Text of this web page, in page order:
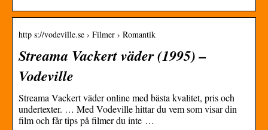
http s://vodeville.se › Filmer › Romantik
Streama Vackert väder (1995) –
Vodeville
Streama Vackert väder online med bästa kvalitet, pris och
undertexter. … Med Vodeville hittar du vem som visar din
film och får tips på filmer du inte …